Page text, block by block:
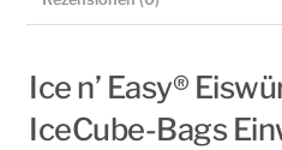
Menge
Ice n’ Easy®
IceCube-Bags